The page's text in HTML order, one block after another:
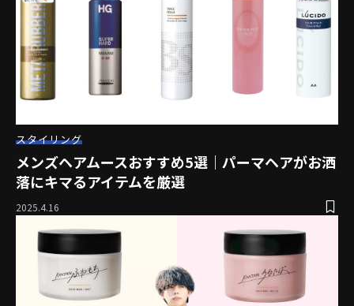
スタイリング
メンズヘアムースおすすめ5選｜パーマヘアがお洒
落にキマるアイテムを厳選
2025.4.16